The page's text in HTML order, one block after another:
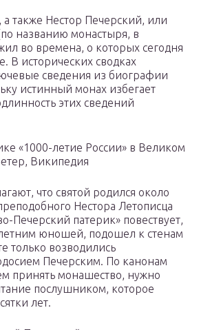
а также Нестор Печерский, или
названию монастыря, в
во времена, о которых сегодня
В исторических сводках
сведения из биографии
истинный монах избегает
этих сведений
«1000-летие России» в Великом
Википедия
что святой родился около
Нестора Летописца
Печерский патерик» повествует,
юношей, подошел к стенам
только возводились
Печерским. По канонам
принять монашество, нужно
послушником, которое
лет.